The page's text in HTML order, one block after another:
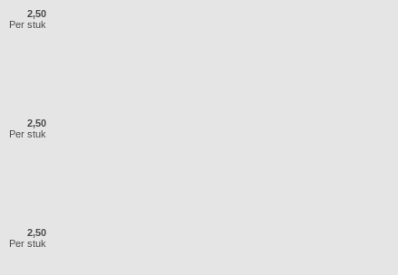
2,50
Per stuk
2,50
Per stuk
2,50
Per stuk